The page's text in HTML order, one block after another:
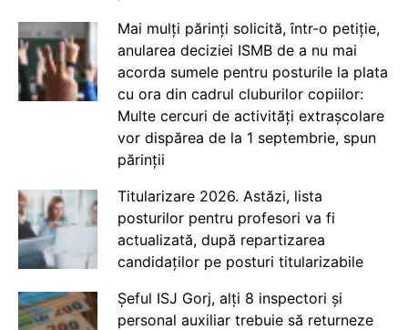
Mai mulți părinți solicită, într-o petiție,
anularea deciziei ISMB de a nu mai
acorda sumele pentru posturile la plata
cu ora din cadrul cluburilor copiilor:
Multe cercuri de activități extrașcolare
vor dispărea de la 1 septembrie, spun
părinții
Titularizare 2026. Astăzi, lista
posturilor pentru profesori va fi
actualizată, după repartizarea
candidaților pe posturi titularizabile
Șeful ISJ Gorj, alți 8 inspectori și
personal auxiliar trebuie să returneze